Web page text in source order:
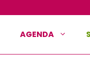
AGENDA